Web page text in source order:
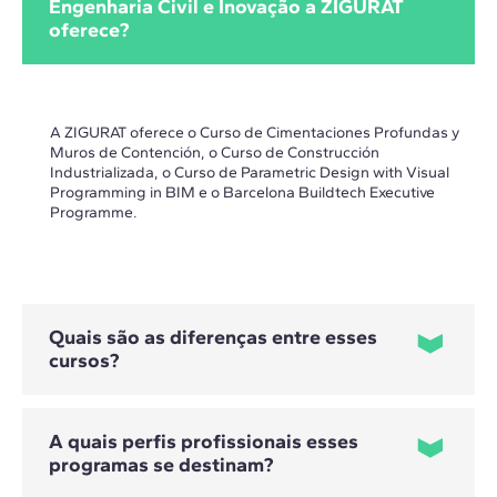
Engenharia Civil e Inovação a ZIGURAT
oferece?
A ZIGURAT oferece o Curso de Cimentaciones Profundas y
Muros de Contención, o Curso de Construcción
Industrializada, o Curso de Parametric Design with Visual
Programming in BIM e o Barcelona Buildtech Executive
Programme.
Quais são as diferenças entre esses
cursos?
- O Curso de Cimentaciones Profundas y Muros de
A quais perfis profissionais esses
programas se destinam?